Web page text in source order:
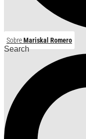
SobreMariskal Romero
Search